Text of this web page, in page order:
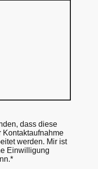
dass diese
Kontaktaufnahme
werden. Mir ist
Einwilligung